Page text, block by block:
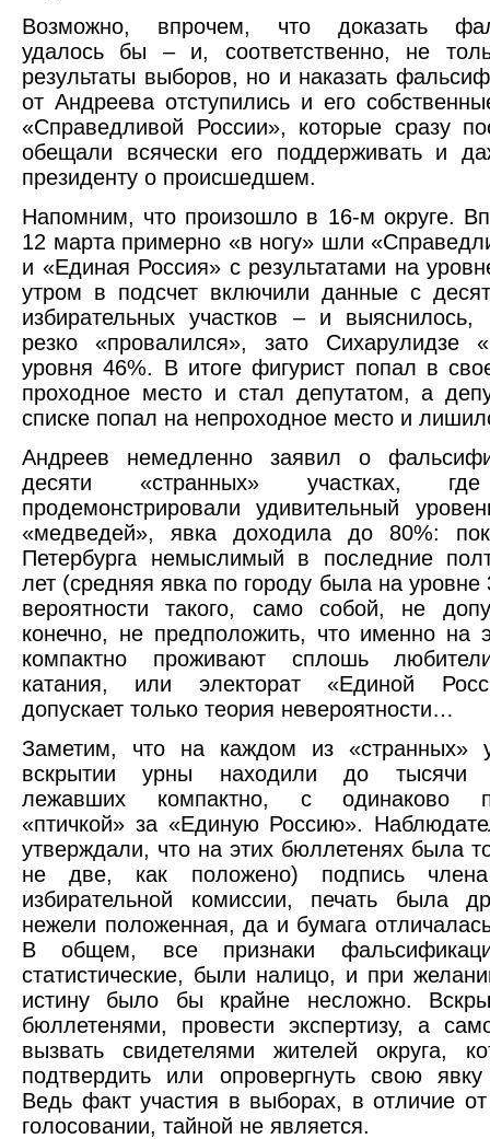
Возможно, впрочем, что доказать
удалось бы – и, соответственно, не
результаты выборов, но и наказать
от Андреева отступились и его
«Справедливой России», которые сразу
обещали всячески его поддерживать и
президенту о происшедшем.
Напомним, что произошло в 16-м округе.
12 марта примерно «в ногу» шли
и «Единая Россия» с результатами на
утром в подсчет включили данные с
избирательных участков – и выяснилось,
резко «провалился», зато Сихарулидзе
уровня 46%. В итоге фигурист попал в
проходное место и стал депутатом, а
списке попал на непроходное место и
Андреев немедленно заявил о
десяти «странных» участках,
продемонстрировали удивительный
«медведей», явка доходила до 80%:
Петербурга немыслимый в последние
лет (средняя явка по городу была на уровне
вероятности такого, само собой, не
конечно, не предположить, что именно на
компактно проживают сплошь
катания, или электорат «Единой
допускает только теория невероятности…
Заметим, что на каждом из «странных»
вскрытии урны находили до тысячи
лежавших компактно, с одинаково
«птичкой» за «Единую Россию».
утверждали, что на этих бюллетенях была
не две, как положено) подпись члена
избирательной комиссии, печать была
нежели положенная, да и бумага
В общем, все признаки
статистические, были налицо, и при
истину было бы крайне несложно.
бюллетенями, провести экспертизу, а
вызвать свидетелями жителей округа,
подтвердить или опровергнуть свою
Ведь факт участия в выборах, в отличие
голосовании, тайной не является.